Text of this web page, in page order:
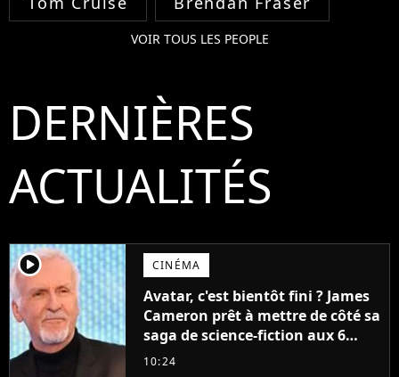
VOIR TOUS LES PEOPLE
DERNIÈRES
ACTUALITÉS
player2 CINÉMA
Avatar, c'est bientôt fini ? James
Cameron prêt à mettre de côté sa
saga de science-fiction aux 6
milliards de recettes
10:24